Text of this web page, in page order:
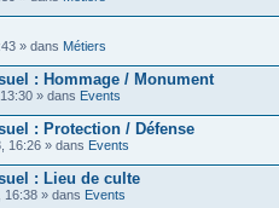
» dans Métiers
: Hommage / Monument
» dans Events
: Protection / Défense
16:26 » dans Events
: Lieu de culte
16:38 » dans Events